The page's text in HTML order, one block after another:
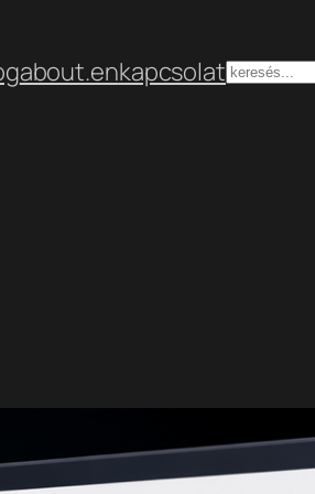
about.enkapcsolatKeresés